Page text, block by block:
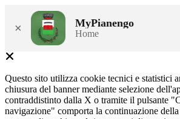
× MyPianengo
Home
Questo sito utilizza cookie tecnici e statistici
chiusura del banner mediante selezione
contraddistinto dalla X o tramite il pulsante
navigazione" comporta la continuazione